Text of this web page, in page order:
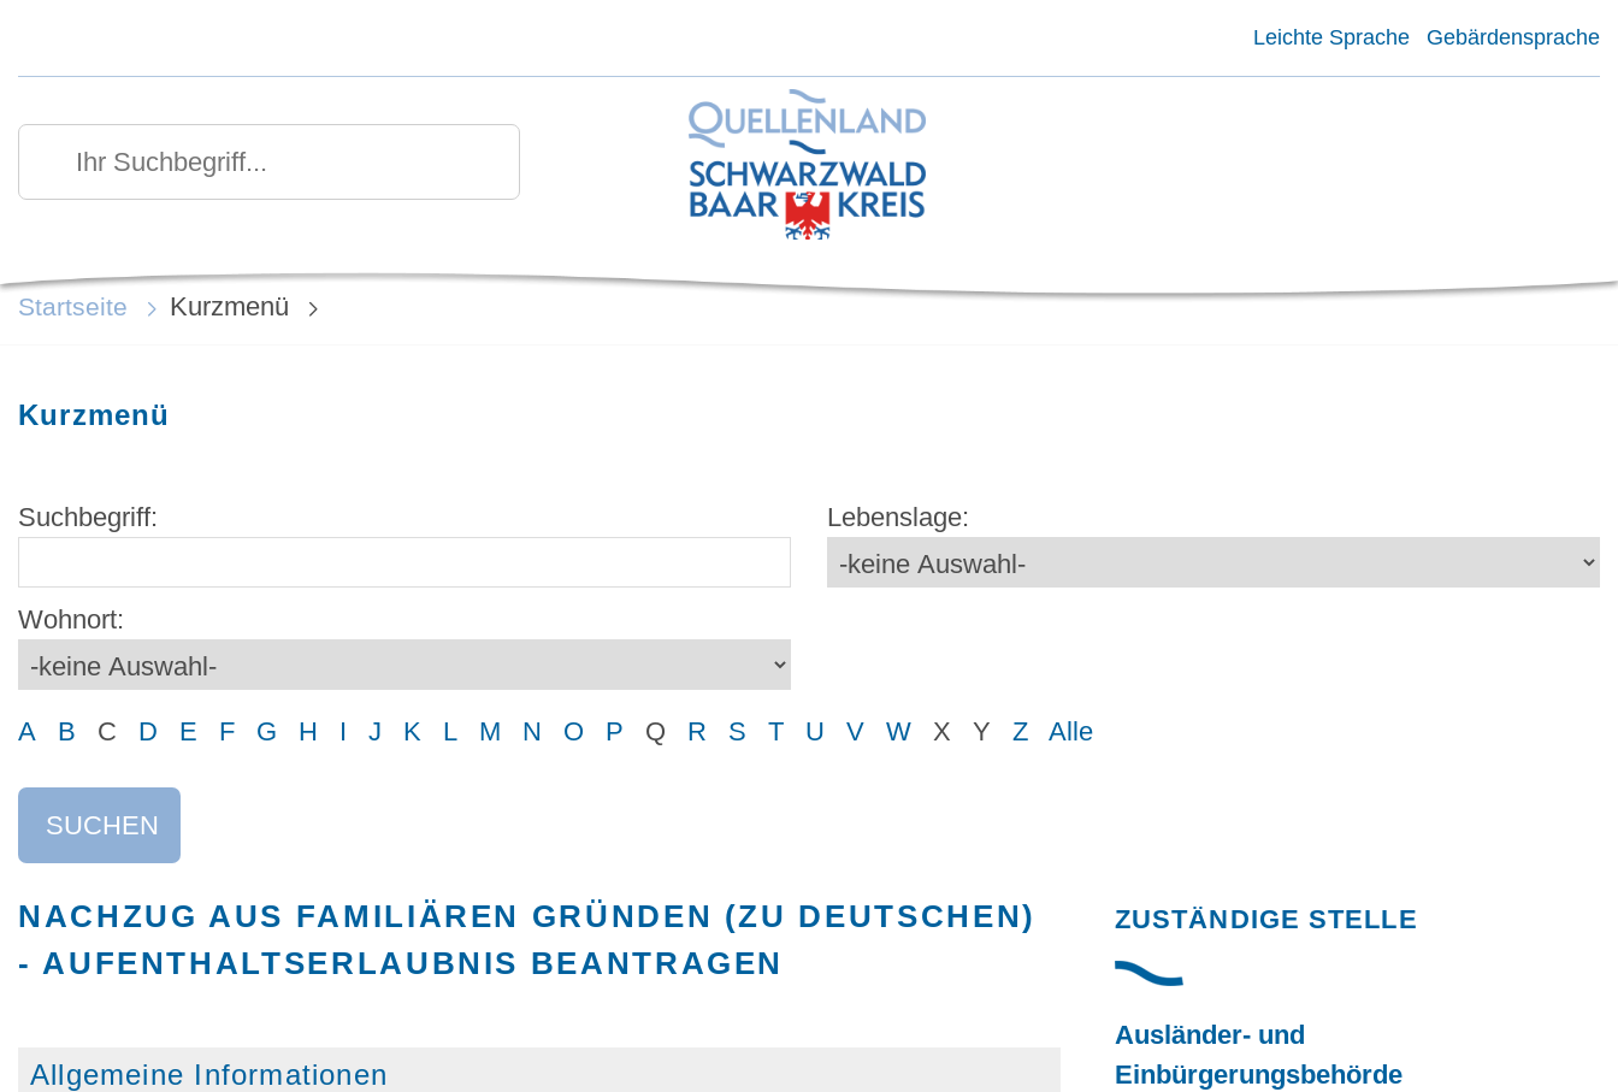
Leichte Sprache Gebärdensprache
Ihr Suchbegriff
Suchen
Startseite Kurzmenü
Kurzmenü
Suchbegriff: Lebenslage:
Wohnort:
A B C D E F G H I J K L M N O P Q R S T U V W X Y Z Alle
SUCHEN
NACHZUG AUS FAMILIÄREN GRÜNDEN (ZU DEUTSCHEN)
- AUFENTHALTSERLAUBNIS BEANTRAGEN
Allgemeine Informationen
Randspalte
ZUSTÄNDIGE STELLE
Ausländer- und
Einbürgerungsbehörde